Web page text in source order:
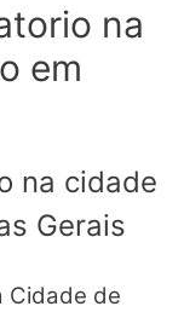
na
em
na cidade
Gerais
Cidade de